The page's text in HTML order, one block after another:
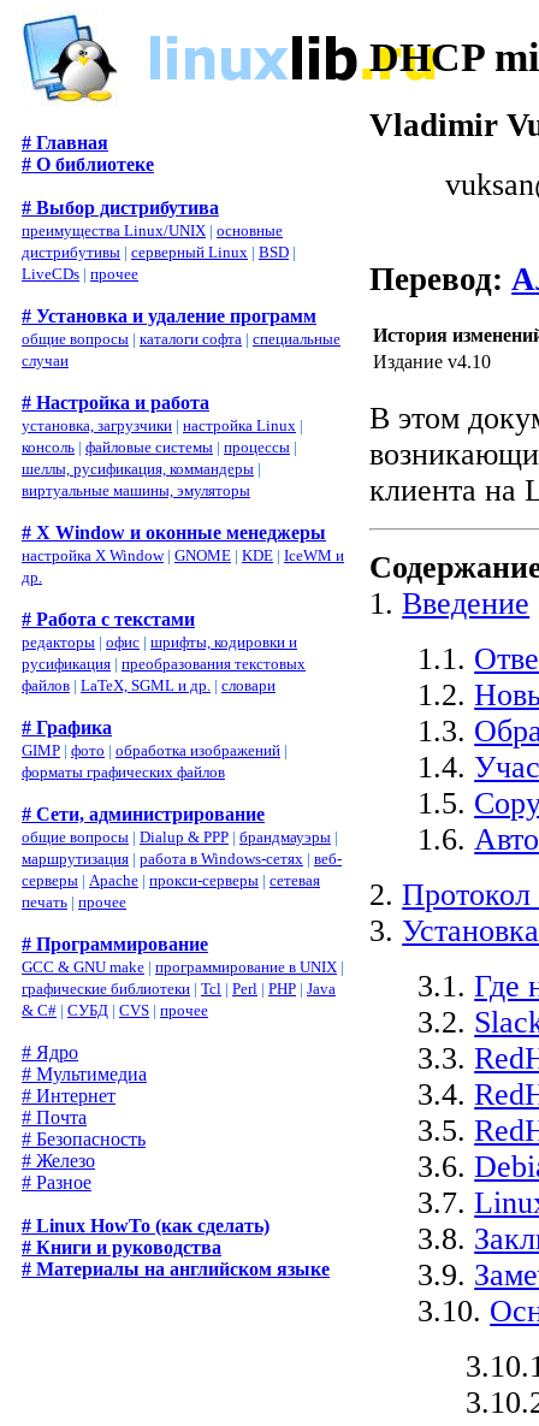
# Главная
# О библиотеке
# Выбор дистрибутива
преимущества Linux/UNIX | основные
дистрибутивы | серверный Linux | BSD |
LiveCDs | прочее
# Установка и удаление программ
общие вопросы | каталоги софта | специальные
случаи
# Настройка и работа
установка, загрузчики | настройка Linux |
консоль | файловые системы | процессы |
шеллы, русификация, коммандеры |
виртуальные машины, эмуляторы
# X Window и оконные менеджеры
настройка X Window| GNOME | KDE | IceWM и
др.
# Работа с текстами
редакторы | офис | шрифты, кодировки и
русификация | преобразования текстовых
файлов | LaTeX, SGML и др. | словари
# Графика
GIMP | фото | обработка изображений |
форматы графических файлов
# Сети, администрирование
общие вопросы | Dialup & PPP | брандмауэры |
маршрутизация | работа в Windows-сетях | веб-
серверы | Apache | прокси-серверы | сетевая
печать | прочее
# Программирование
GCC & GNU make | программирование в UNIX |
графические библиотеки | Tcl | Perl | PHP | Java
& C# | СУБД | CVS | прочее
# Ядро
# Мультимедиа
# Интернет
# Почта
# Безопасность
# Железо
# Разное
# Linux HowTo (как сделать)
# Книги и руководства
# Материалы на английском языке
DHCP
Vladimir
Перевод:
История
Издание v4.10
В этом
клиента на
1.Введение
1.1.
1.2.
1.3.
1.4.
1.5.
1.6.
2.
3.
3.1.Где
3.2.
3.3.
3.4.
3.5.
3.6.
3.7.
3.8.
3.9.
3.10.